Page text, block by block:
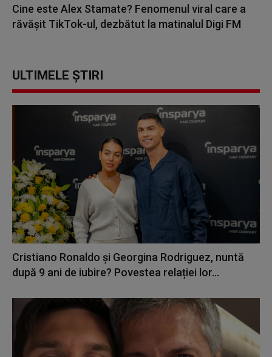
Cine este Alex Stamate? Fenomenul viral care a
răvășit TikTok-ul, dezbătut la matinalul Digi FM
ULTIMELE ȘTIRI
Cristiano Ronaldo și Georgina Rodriguez, nuntă
după 9 ani de iubire? Povestea relației lor...